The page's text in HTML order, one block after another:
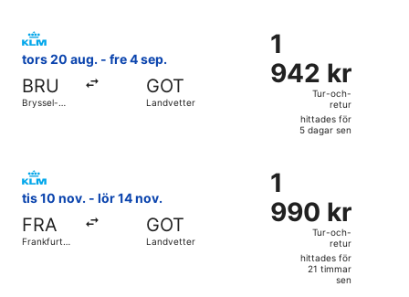
dagar
sen
tors 20 aug. - fre 4 sep.
BRU
Bryssel-
GOT
Landvetter
1
942 kr
Tur-
retur,
hittades
dagar
sen
1
942 kr
Tur-och-
retur
hittades för
5 dagar sen
Välj flyg med KLM, med avresa tors 20 aug. från
tis 10 nov. - lör 14 nov.
FRA
Frankfurt
GOT
Landvetter
1
990 kr
Tur-
retur,
hittades
1
990 kr
Tur-och-
retur
hittades för
21 timmar
sen
Välj flyg med KLM, med avresa tis 10 nov. från